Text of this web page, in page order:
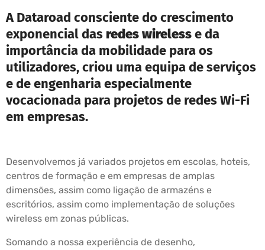
A Dataroad consciente do crescimento
exponencial das redes wirelesse da
importância da mobilidade para os
utilizadores, criou uma equipa de serviços
e de engenharia especialmente
vocacionada para projetos de redes Wi-Fi
em empresas.
Desenvolvemos já variados projetos em escolas, hoteis,
centros de formação e em empresas de amplas
dimensões, assim como ligação de armazéns e
escritórios, assim como implementação de soluções
wireless em zonas públicas.
Somando a nossa experiência de desenho,